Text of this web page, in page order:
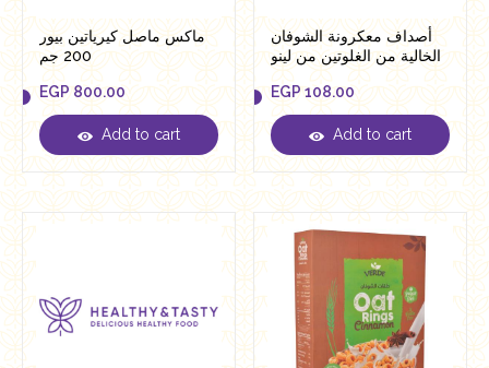
ماكس ماصل كيرياتين بيور
200 جم
EGP 800.00
EGP800.00
Add to cart
أصداف معكرونة الشوفان
الخالية من الغلوتين من لينو
250 جرام
EGP 108.00
EGP108.00
Add to cart